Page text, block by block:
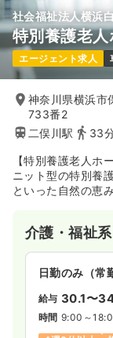
社会福祉法人横浜
特別養護老
エージェント求人
神奈川県横浜市
733番2
二俣川駅
33
【特別養護老人ホ
ニット型の特別養
といった自然の恵
きる施設運営を行
介護・福祉
日勤のみ（常
給与 30.1〜
時間 9:00～